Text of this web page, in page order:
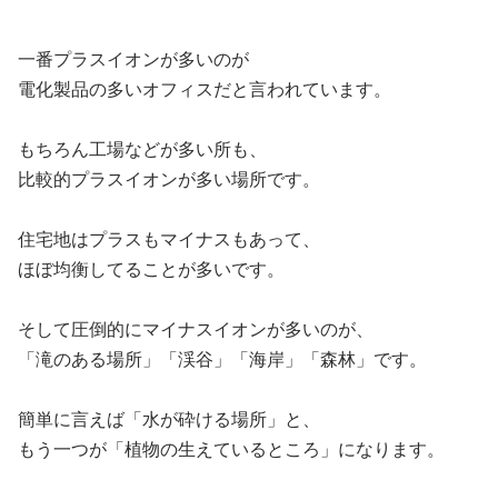
一番プラスイオンが多いのが
電化製品の多いオフィスだと言われています。
もちろん工場などが多い所も、
比較的プラスイオンが多い場所です。
住宅地はプラスもマイナスもあって、
ほぼ均衡してることが多いです。
そして圧倒的にマイナスイオンが多いのが、
「滝のある場所」「渓谷」「海岸」「森林」です。
簡単に言えば「水が砕ける場所」と、
もう一つが「植物の生えているところ」になります。